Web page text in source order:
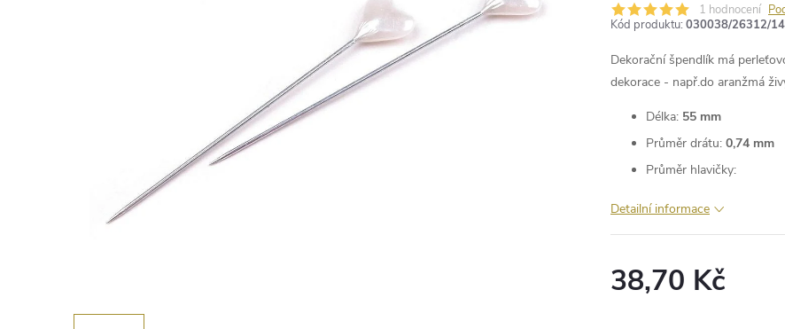
1 hodnocení
Kód produktu: 030038/26312/
Dekorační špendlík má
dekorace - např.do aranžmá
Délka: 55 mm
Průměr drátu: 0,74 mm
Průměr hlavičky:
Detailní informace
38,70 Kč